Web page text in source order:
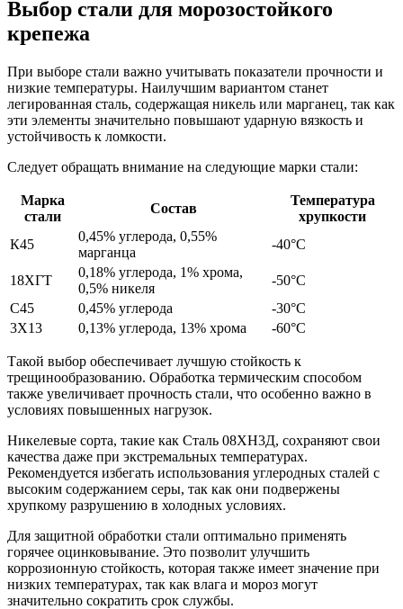
Выбор стали для морозостойкого
крепежа
При выборе стали важно учитывать показатели прочности и
низкие температуры. Наилучшим вариантом станет
легированная сталь, содержащая никель или марганец, так как
эти элементы значительно повышают ударную вязкость и
устойчивость к ломкости.
Следует обращать внимание на следующие марки стали:
Марка
стали
Состав
Температура
хрупкости
К45
0,45% углерода, 0,55%
марганца
-40°C
18ХГТ
0,18% углерода, 1% хрома,
0,5% никеля
-50°C
С45
0,45% углерода
-30°C
3Х13
0,13% углерода, 13% хрома -60°C
Такой выбор обеспечивает лучшую стойкость к
трещинообразованию. Обработка термическим способом
также увеличивает прочность стали, что особенно важно в
условиях повышенных нагрузок.
Никелевые сорта, такие как Сталь 08ХН3Д, сохраняют свои
качества даже при экстремальных температурах.
Рекомендуется избегать использования углеродных сталей с
высоким содержанием серы, так как они подвержены
хрупкому разрушению в холодных условиях.
Для защитной обработки стали оптимально применять
горячее оцинковывание. Это позволит улучшить
коррозионную стойкость, которая также имеет значение при
низких температурах, так как влага и мороз могут
значительно сократить срок службы.